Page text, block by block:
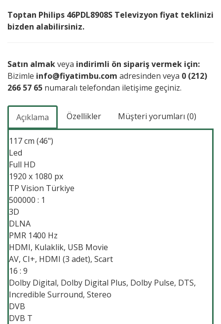
Toptan Philips 46PDL8908S Televizyon fiyat teklinizi
bizden alabilirsiniz.
Satın almakveya indirimli ön sipariş vermek için:
Bizimle info@fiyatimbu.com adresinden veya 0 (212)
266 57 65 numaralı telefondan iletişime geçiniz.
Açıklama Özellikler Müşteri yorumları (0)
117 cm (46")
Led
Full HD
1920 x 1080 px
TP Vision Türkiye
500000 : 1
3D
DLNA
PMR 1400 Hz
HDMI, Kulaklik, USB Movie
AV, CI+, HDMI (3 adet), Scart
16 : 9
Dolby Digital, Dolby Digital Plus, Dolby Pulse, DTS,
Incredible Surround, Stereo
DVB
DVB T